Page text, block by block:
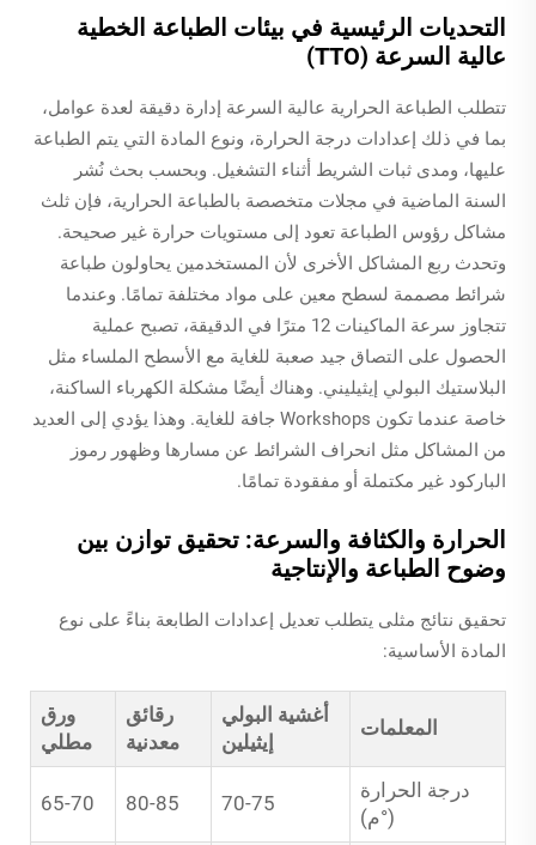
التحديات الرئيسية في بيئات الطباعة الخطية
عالية السرعة (TTO)
تتطلب الطباعة الحرارية عالية السرعة إدارة دقيقة لعدة عوامل،
بما في ذلك إعدادات درجة الحرارة، ونوع المادة التي يتم الطباعة
عليها، ومدى ثبات الشريط أثناء التشغيل. وبحسب بحث نُشر
السنة الماضية في مجلات متخصصة بالطباعة الحرارية، فإن ثلث
مشاكل رؤوس الطباعة تعود إلى مستويات حرارة غير صحيحة.
وتحدث ربع المشاكل الأخرى لأن المستخدمين يحاولون طباعة
شرائط مصممة لسطح معين على مواد مختلفة تمامًا. وعندما
تتجاوز سرعة الماكينات 12 مترًا في الدقيقة، تصبح عملية
الحصول على التصاق جيد صعبة للغاية مع الأسطح الملساء مثل
البلاستيك البولي إيثيليني. وهناك أيضًا مشكلة الكهرباء الساكنة،
خاصة عندما تكون Workshops جافة للغاية. وهذا يؤدي إلى العديد
من المشاكل مثل انحراف الشرائط عن مسارها وظهور رموز
الباركود غير مكتملة أو مفقودة تمامًا.
الحرارة والكثافة والسرعة: تحقيق توازن بين
وضوح الطباعة والإنتاجية
تحقيق نتائج مثلى يتطلب تعديل إعدادات الطابعة بناءً على نوع
المادة الأساسية:
المعلمات
أغشية البولي
إيثيلين
رقائق
معدنية
ورق
مطلي
درجة الحرارة
(°م)
70-75
80-85
65-70